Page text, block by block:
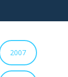
2007